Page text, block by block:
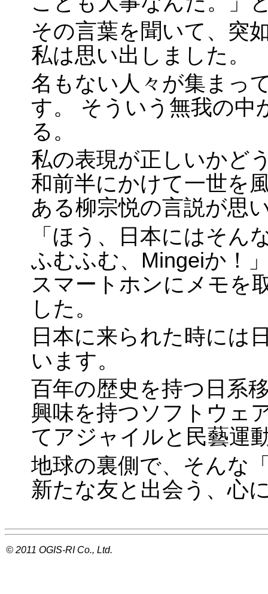
その言葉を聞いて、突
私は思い出しました。
名もない人々が集まっ
す。 そういう無我の中
る。
私の表現が正しいかど
和前半にかけて一世を
ある柳宗悦の言説が思
「ほう、日本にはそん
ふむふむ、Mingeiか！
スマートホンにメモを
した。
日本に来られた時には
います。
百年の歴史を持つ日系
興味を持つソフトウェ
てアジャイルと民藝運
地球の裏側で、そんな
新たな友と出会う、心
© 2011 OGIS-RI Co., Ltd.